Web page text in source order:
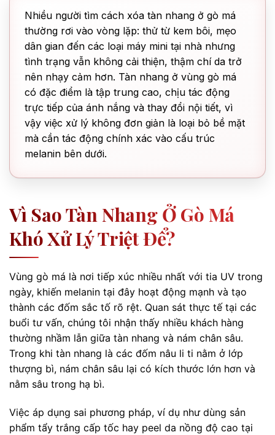
Nhiều người tìm cách xóa tàn nhang ở gò má
thường rơi vào vòng lặp: thử từ kem bôi, mẹo
dân gian đến các loại máy mini tại nhà nhưng
tình trạng vẫn không cải thiện, thậm chí da trở
nên nhạy cảm hơn. Tàn nhang ở vùng gò má
có đặc điểm là tập trung cao, chịu tác động
trực tiếp của ánh nắng và thay đổi nội tiết, vì
vậy việc xử lý không đơn giản là loại bỏ bề mặt
mà cần tác động chính xác vào cấu trúc
melanin bên dưới.
Vì Sao Tàn Nhang Ở Gò Má
Khó Xử Lý Triệt Để?
Vùng gò má là nơi tiếp xúc nhiều nhất với tia UV trong
ngày, khiến melanin tại đây hoạt động mạnh và tạo
thành các đốm sắc tố rõ rệt. Quan sát thực tế tại các
buổi tư vấn, chúng tôi nhận thấy nhiều khách hàng
thường nhầm lẫn giữa tàn nhang và nám chân sâu.
Trong khi tàn nhang là các đốm nâu li ti nằm ở lớp
thượng bì, nám chân sâu lại có kích thước lớn hơn và
nằm sâu trong hạ bì.
Việc áp dụng sai phương pháp, ví dụ như dùng sản
phẩm tẩy trắng cấp tốc hay peel da nồng độ cao tại